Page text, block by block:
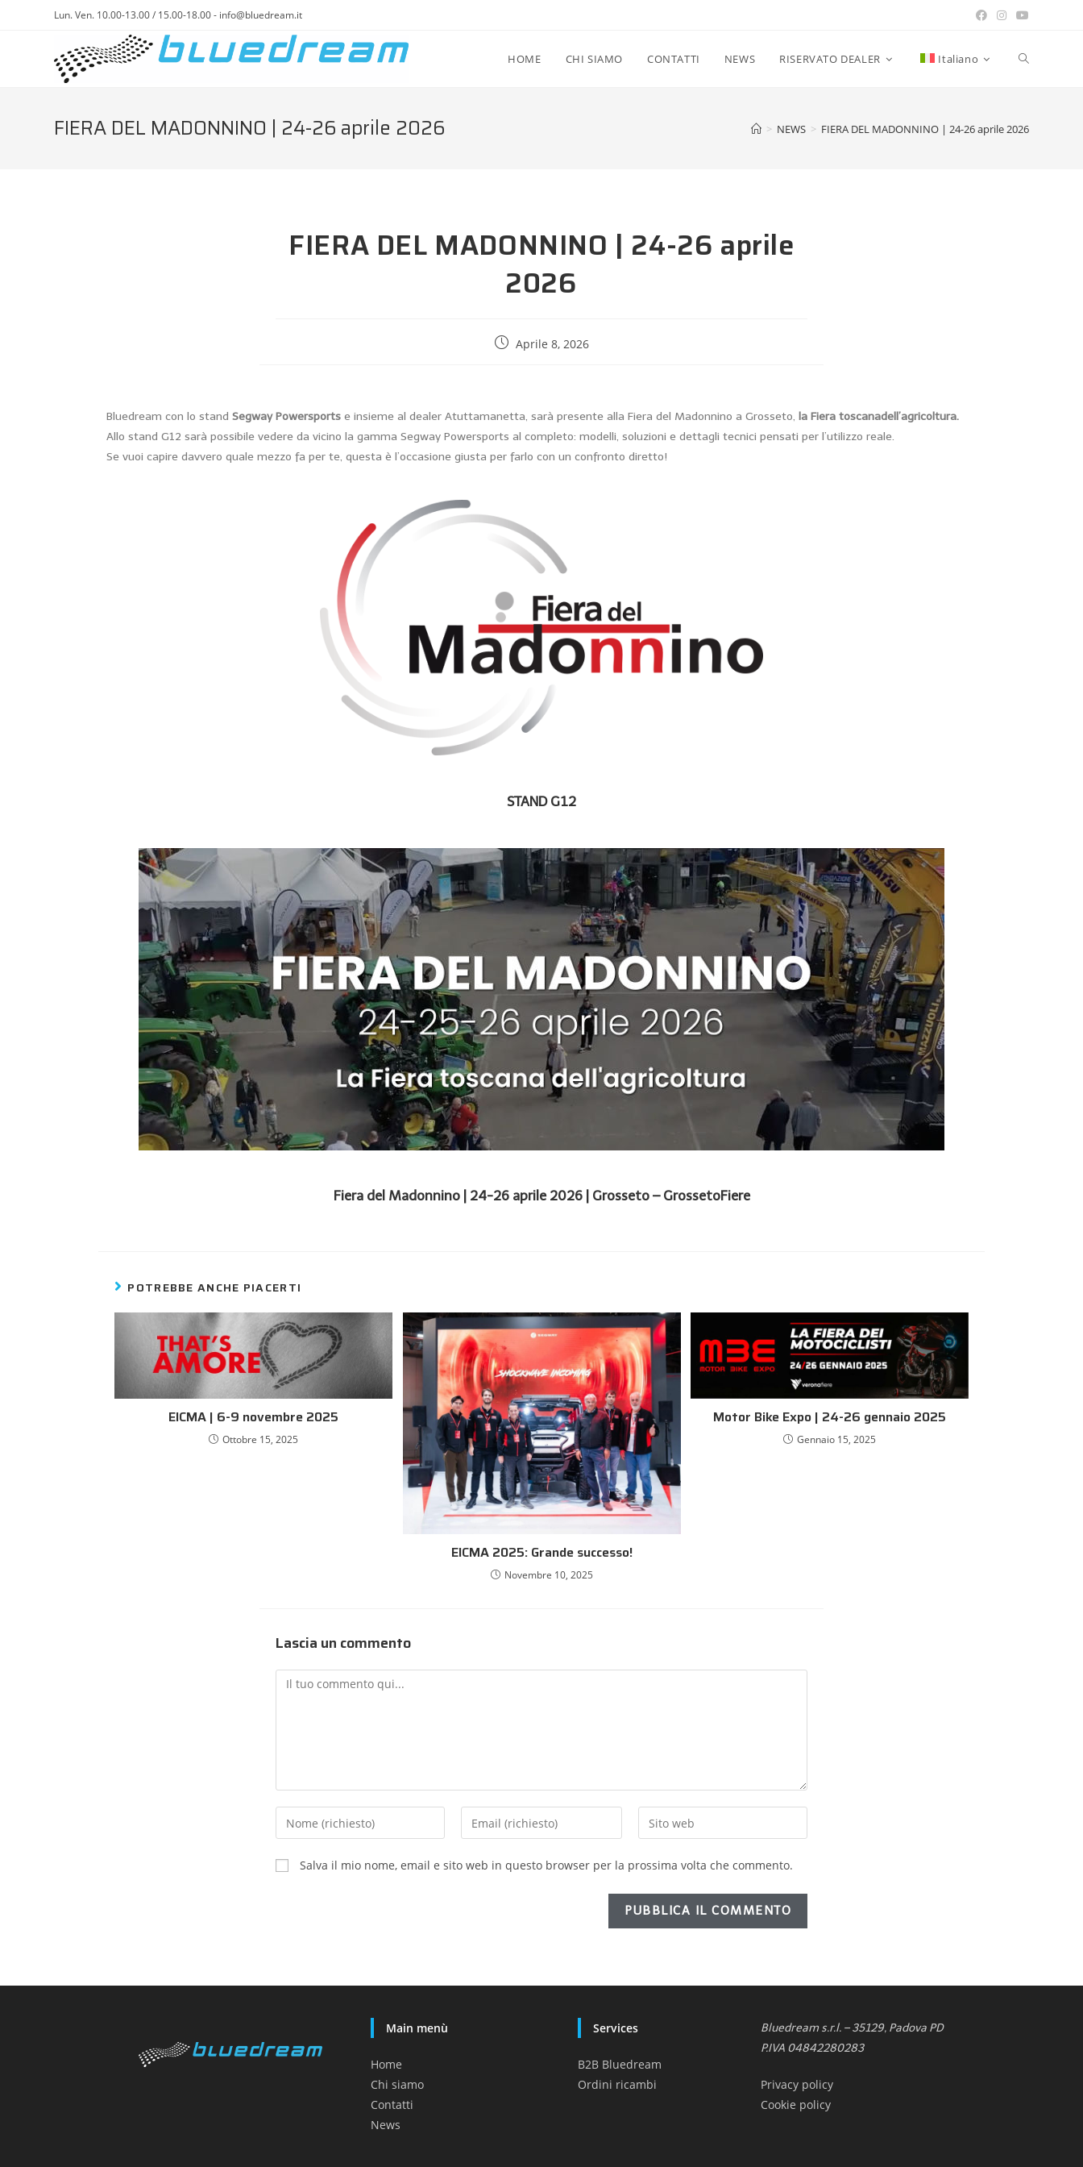
Lun. Ven. 10.00-13.00 / 15.00-18.00 - info@bluedream.it
HOME CHI SIAMO CONTATTI NEWS RISERVATO DEALER Italiano
FIERA DEL MADONNINO | 24-26 aprile 2026 > NEWS > FIERA DEL MADONNINO | 24-26 aprile 2026
FIERA DEL MADONNINO | 24-26 aprile
2026
Aprile 8, 2026
Bluedream con lo stand Segway Powersports e insieme al dealer Atuttamanetta, sarà presente alla Fiera del Madonnino a Grosseto, la Fiera toscanadell’agricoltura.
Allo stand G12 sarà possibile vedere da vicino la gamma Segway Powersports al completo: modelli, soluzioni e dettagli tecnici pensati per l’utilizzo reale.
Se vuoi capire davvero quale mezzo fa per te, questa è l’occasione giusta per farlo con un confronto diretto!
STAND G12
Fiera del Madonnino | 24-26 aprile 2026 | Grosseto – GrossetoFiere
POTREBBE ANCHE PIACERTI
EICMA | 6-9 novembre 2025
Ottobre 15, 2025
EICMA 2025: Grande successo!
Novembre 10, 2025
Motor Bike Expo | 24-26 gennaio 2025
Gennaio 15, 2025
Lascia un commento
Salva il mio nome, email e sito web in questo browser per la prossima volta che commento.
Main menù
Home
Chi siamo
Contatti
News
Services
B2B Bluedream
Ordini ricambi
Bluedream s.r.l. – 35129, Padova PD
P.IVA 04842280283
Privacy policy
Cookie policy